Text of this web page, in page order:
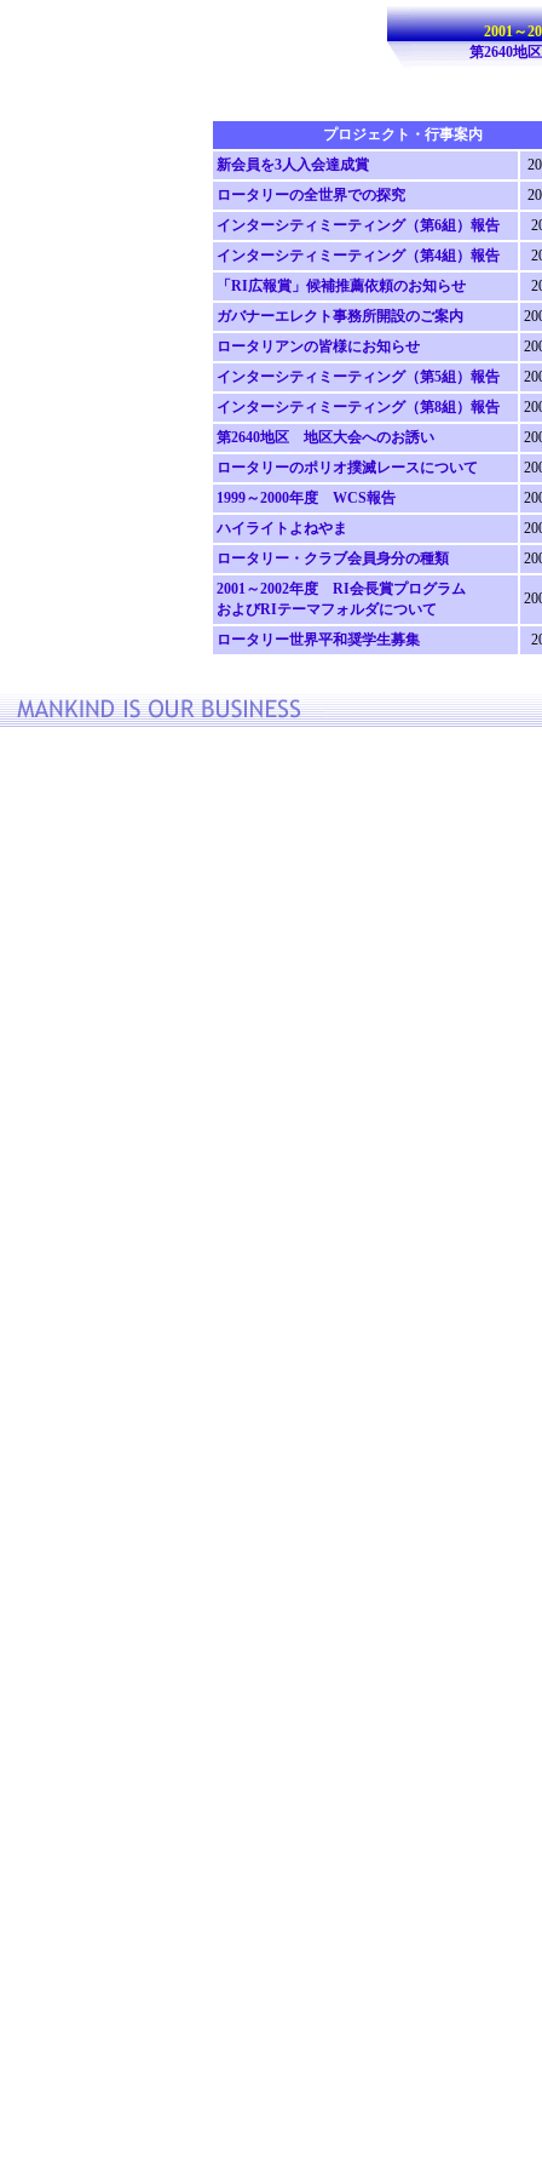
2001～
第2640地
プロジェクト・行事案内
新会員を3人入会達成賞
ロータリーの全世界での探究
インターシティミーティング（第6組）報告
インターシティミーティング（第4組）報告
「RI広報賞」候補推薦依頼のお知らせ
ガバナーエレクト事務所開設のご案内
ロータリアンの皆様にお知らせ
インターシティミーティング（第5組）報告
インターシティミーティング（第8組）報告
第2640地区 地区大会へのお誘い
ロータリーのポリオ撲滅レースについて
1999～2000年度 WCS報告
ハイライトよねやま
ロータリー・クラブ会員身分の種類
2001～2002年度 RI会長賞プログラム
およびRIテーマフォルダについて
ロータリー世界平和奨学生募集